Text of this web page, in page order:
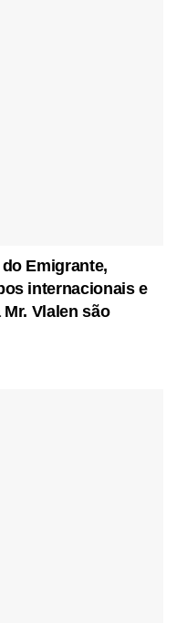
Emigrante,
internacionais e
Vlalen são